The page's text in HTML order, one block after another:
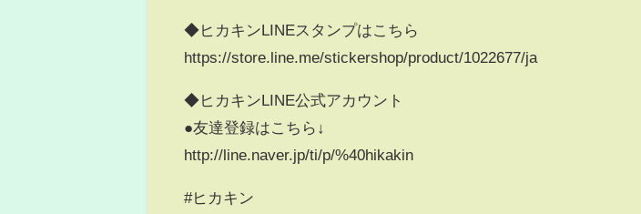
◆ヒカキンLINEスタンプはこちら
https://store.line.me/stickershop/product/1022677/ja
◆ヒカキンLINE公式アカウント
●友達登録はこちら↓
http://line.naver.jp/ti/p/%40hikakin
#ヒカキン